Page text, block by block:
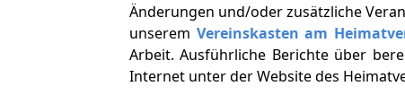
Änderungen und/oder zusätzliche
unserem Vereinskasten am
Arbeit. Ausführliche Berichte über
Internet unter der Website des